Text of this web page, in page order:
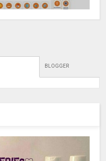
BLOGGER